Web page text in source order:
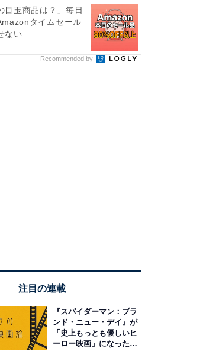
目玉商品は？」毎日
タイムセール
ない
Recommended by
注目の連載
『スパイダーマン：ブラ
ンド・ニュー・デイ』が
「史上もっとも優しいヒ
ーロー映画」になった理